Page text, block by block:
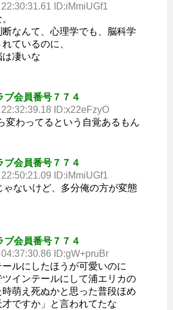
ID:iMmiUGf1
なんて、心理学でも、脳科学
ているのに、
は凄いな
ブ会員番号７７４
ID:x22eFzyO
変わってるという自覚あるもん
ブ会員番号７７４
ID:iMmiUGf1
ないけど、多分俺の方が変態
ブ会員番号７７４
ID:gW+pruBr
ルにしたほうが可愛いのに
インテールにして浦エリカの
萌え死ぬかと思った普段ほめ
ですか」と言われてたな